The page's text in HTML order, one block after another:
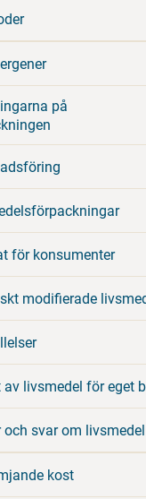
på
för konsumenter
modifierade
av livsmedel för eget
och svar om livsmedel
kost